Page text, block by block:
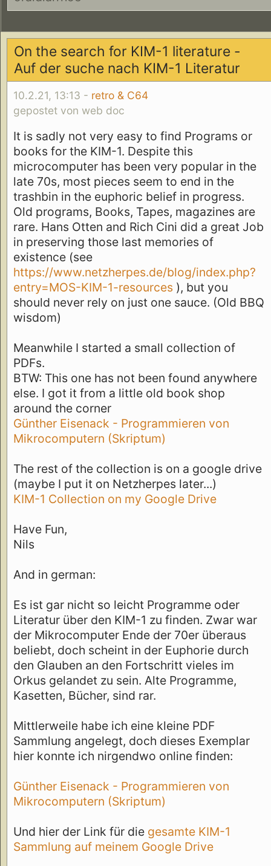
On the search for KIM-1 literature -
Auf der suche nach KIM-1 Literatur
10.2.21, 13:13 - retro & C64
gepostet von web doc
It is sadly not very easy to find Programs or
books for the KIM-1. Despite this
microcomputer has been very popular in the
late 70s, most pieces seem to end in the
trashbin in the euphoric belief in progress.
Old programs, Books, Tapes, magazines are
rare. Hans Otten and Rich Cini did a great Job
in preserving those last memories of
existence (see
https://www.netzherpes.de/blog/index.php?
entry=MOS-KIM-1-resources ), but you
should never rely on just one sauce. (Old BBQ
wisdom)
Meanwhile I started a small collection of
PDFs.
BTW: This one has not been found anywhere
else. I got it from a little old book shop
around the corner
Günther Eisenack - Programmieren von
Mikrocomputern (Skriptum)
The rest of the collection is on a google drive
(maybe I put it on Netzherpes later...)
KIM-1 Collection on my Google Drive
Have Fun,
Nils
And in german:
Es ist gar nicht so leicht Programme oder
Literatur über den KIM-1 zu finden. Zwar war
der Mikrocomputer Ende der 70er überaus
beliebt, doch scheint in der Euphorie durch
den Glauben an den Fortschritt vieles im
Orkus gelandet zu sein. Alte Programme,
Kasetten, Bücher, sind rar.
Mittlerweile habe ich eine kleine PDF
Sammlung angelegt, doch dieses Exemplar
hier konnte ich nirgendwo online finden:
Günther Eisenack - Programmieren von
Mikrocomputern (Skriptum)
Und hier der Link für die gesamte KIM-1
Sammlung auf meinem Google Drive